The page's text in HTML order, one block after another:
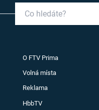
O FTV Prima
Volná místa
Reklama
HbbTV